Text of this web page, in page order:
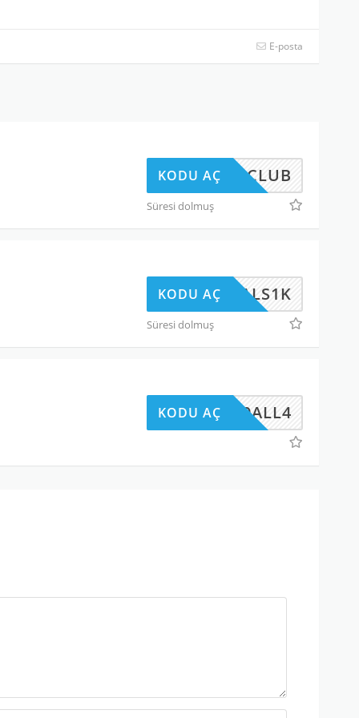
E-posta
4800CLUB
KODU AÇ
Süresi dolmuş
ALS1K
KODU AÇ
Süresi dolmuş
A450ALL4
KODU AÇ